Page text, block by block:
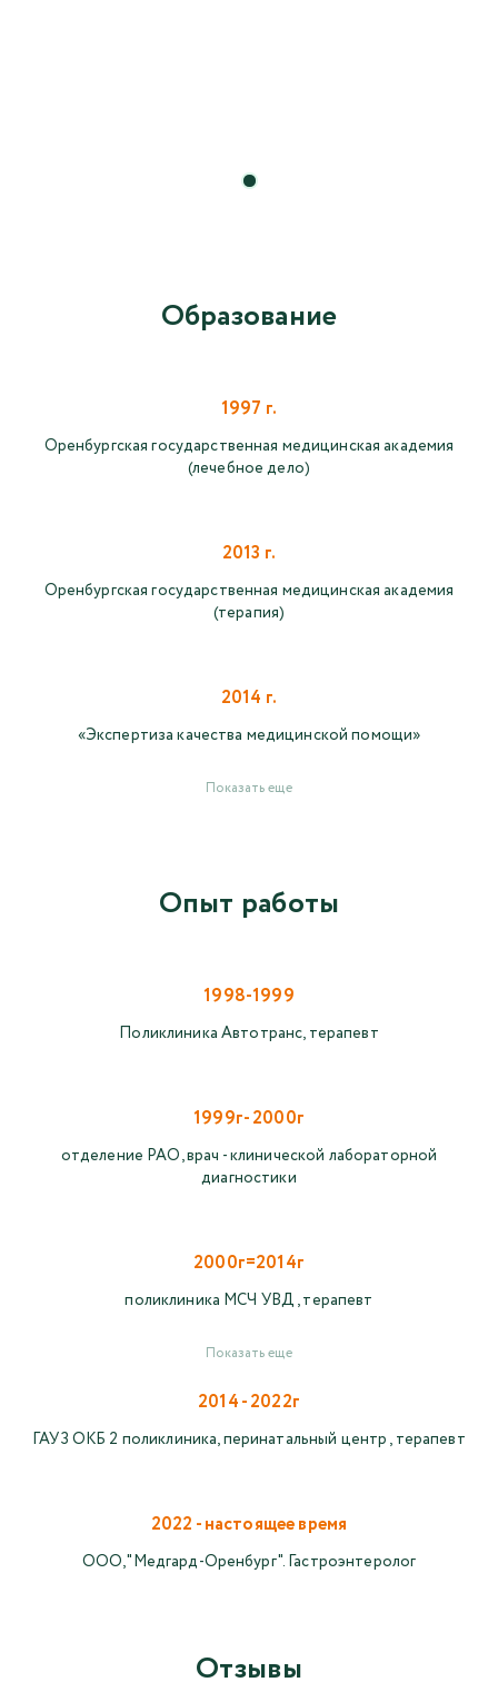
Образование
1997 г.
Оренбургская государственная медицинская академия
(лечебное дело)
2013 г.
Оренбургская государственная медицинская академия
(терапия)
2014 г.
«Экспертиза качества медицинской помощи»
Показать еще
Опыт работы
1998-1999
Поликлиника Автотранс, терапевт
1999г- 2000г
отделение РАО, врач - клинической лабораторной
диагностики
2000г=2014г
поликлиника МСЧ УВД , терапевт
Показать еще
2014 - 2022г
ГАУЗ ОКБ 2 поликлиника, перинатальный центр , терапевт
2022 - настоящее время
ООО, "Медгард-Оренбург". Гастроэнтеролог
Отзывы